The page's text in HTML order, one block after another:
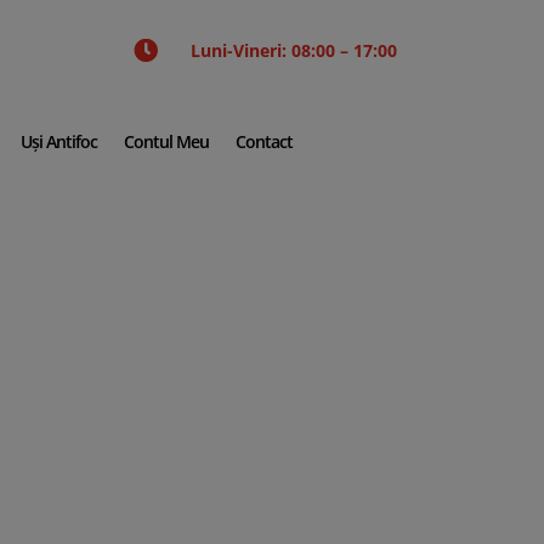
 Luni-Vineri: 08:00 – 17:00
Uși Antifoc Contul Meu Contact